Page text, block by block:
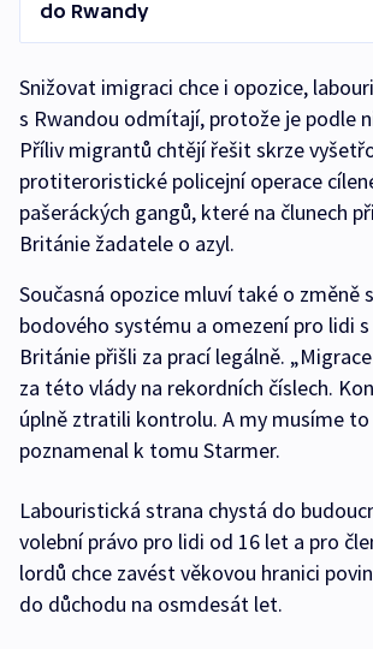
do Rwandy
Snižovat imigraci chce i opozice,
s Rwandou odmítají, protože je podle
Příliv migrantů chtějí řešit skrze
protiteroristické policejní operace
pašeráckých gangů, které na člunech
Británie žadatele o azyl.
Současná opozice mluví také o změně
bodového systému a omezení pro lidi
Británie přišli za prací legálně.
za této vlády na rekordních číslech.
úplně ztratili kontrolu. A my musíme to
poznamenal k tomu Starmer.
Labouristická strana chystá do
volební právo pro lidi od 16 let a pro
lordů chce zavést věkovou hranici
do důchodu na osmdesát let.